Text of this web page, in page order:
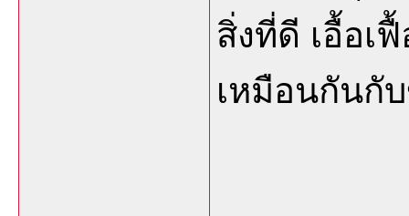
สิ่งที่ดี เอื้อเ
เหมือนกันกั